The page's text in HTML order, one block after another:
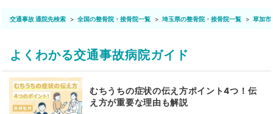
交通事故 通院先検索 全国の整骨院・接骨院一覧 埼玉県の整骨院・接骨院一覧 草加市
よくわかる交通事故病院ガイド
むちうちの症状の伝え方ポイント4つ！伝
え方が重要な理由も解説